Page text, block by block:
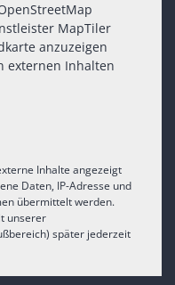
MapTiler
anzuzeigen
externen Inhalten
Inhalte angezeigt
Daten, IP-Adresse und
übermittelt werden.
unserer
später jederzeit